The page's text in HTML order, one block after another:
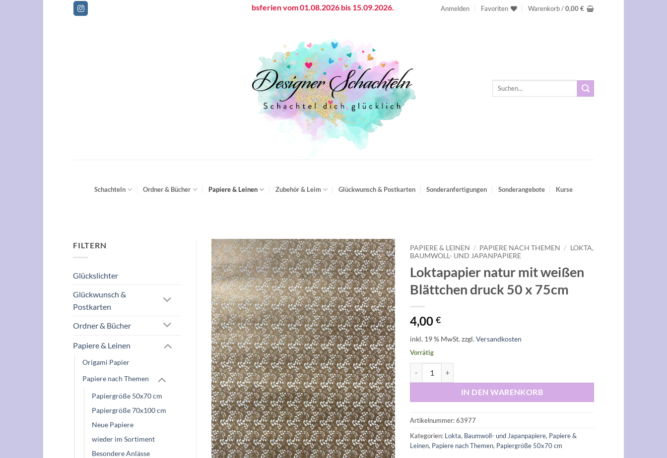
Betriebsferien vom 01.08.2026 bis 15.09.2026. Anmelden Favoriten Warenkorb /0,00€
Suchen
Schachteln Ordner & Bücher Papiere & Leinen Zubehör & Leim Glückwunsch & Postkarten Sonderanfertigungen Sonderangebote Kurse
FILTERN
Glückslichter
Glückwunsch &
Postkarten
Ordner & Bücher
Papiere & Leinen
Origami Papier
Papiere nach Themen
Papiergröße 50x70 cm
Papiergröße 70x100 cm
Neue Papiere
wieder im Sortiment
Besondere Anlässe
Auf die
Wunschliste
PAPIERE & LEINEN / PAPIERE NACH THEMEN / LOKTA,
BAUMWOLL- UND JAPANPAPIERE
Loktapapier natur mit weißen
Blättchen druck 50 x 75cm
4,00€
inkl. 19 % MwSt.zzgl.Versandkosten
Vorrätig
IN DEN WARENKORB
Artikelnummer:63977
Kategorien: Lokta, Baumwoll- und Japanpapiere, Papiere &
Leinen, Papiere nach Themen, Papiergröße 50x70 cm